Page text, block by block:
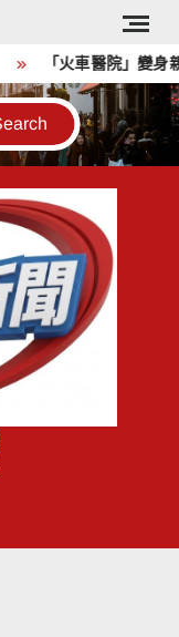
「火車醫院」變身親